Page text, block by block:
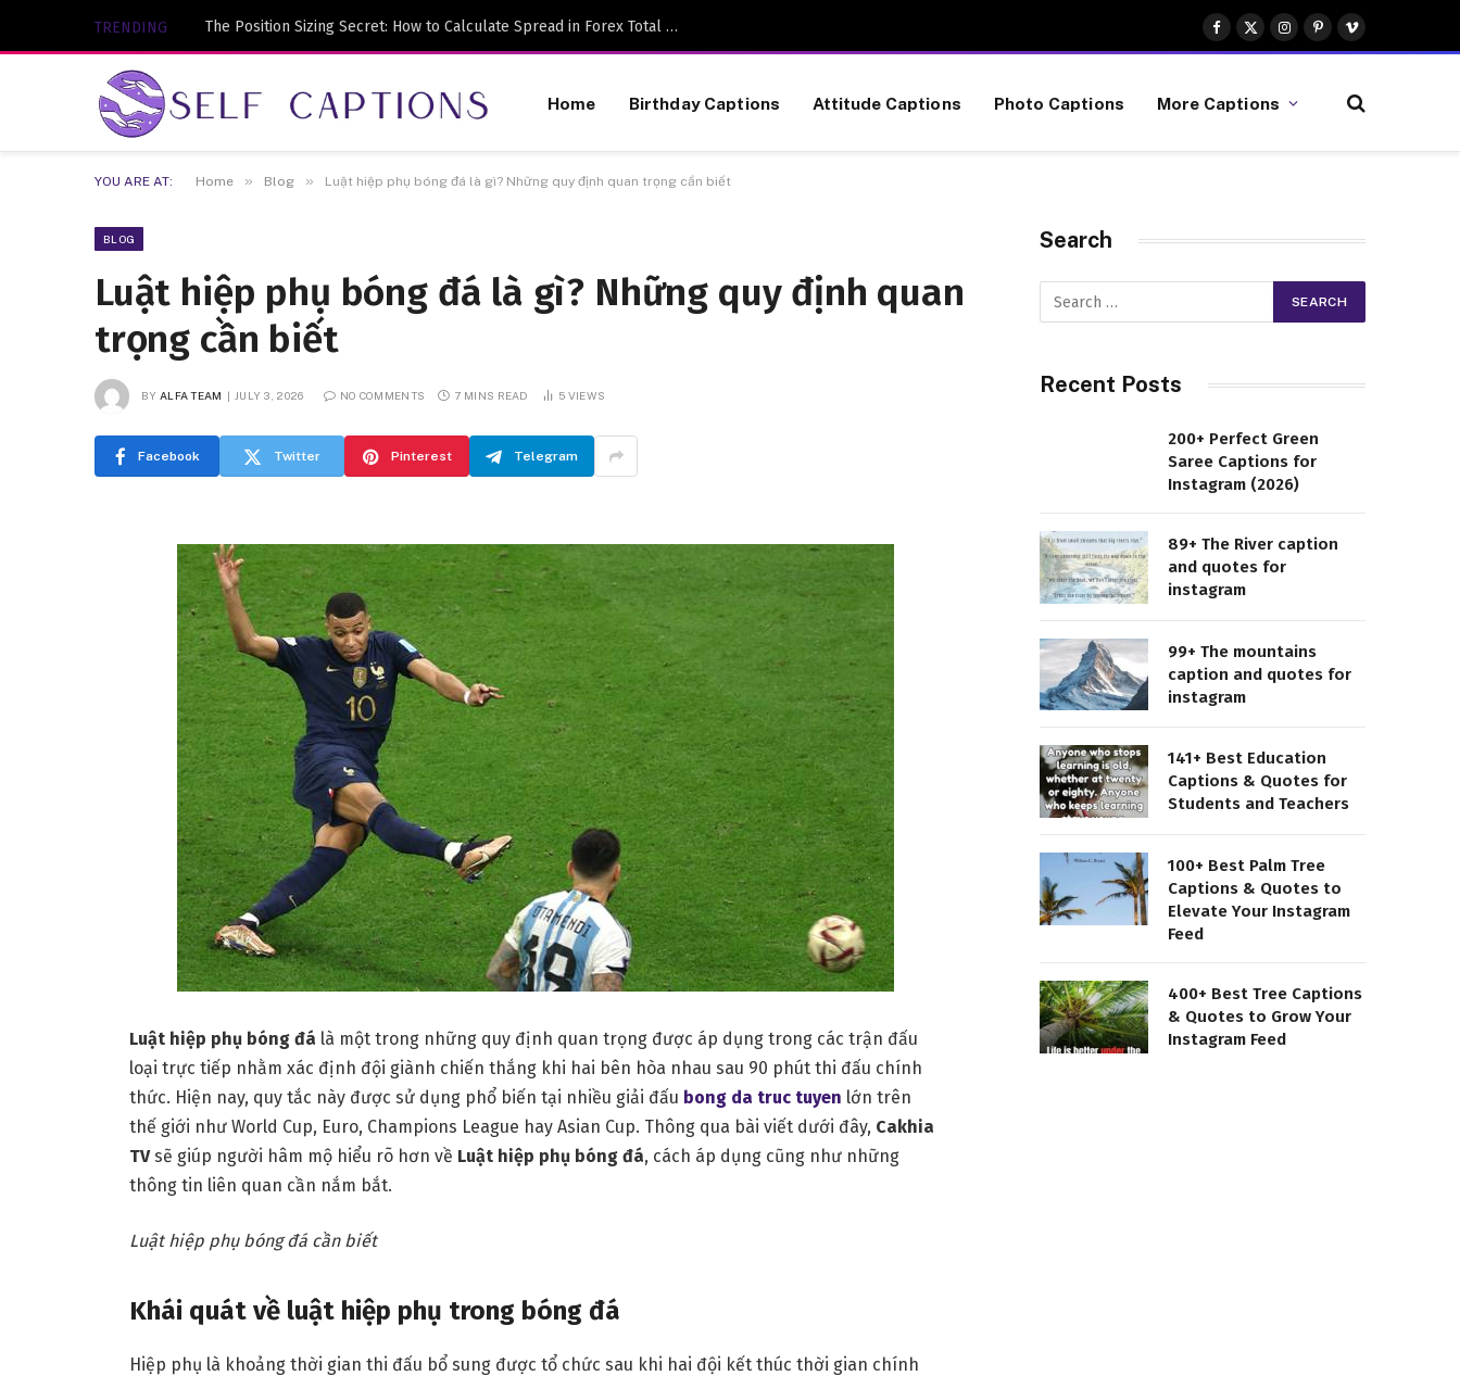
TRENDING The Position Sizing Secret: How to Calculate Spread in Forex Total Overhead
Facebook
X
(Twitter)
Instagram
Pinterest
Vimeo
Home Birthday Captions Attitude Captions Photo Captions More Captions
YOU ARE AT: Home » Blog » Luật hiệp phụ bóng đá là gì? Những quy định quan trọng cần biết
BLOG
Luật hiệp phụ bóng đá là gì? Những quy định quan
trọng cần biết
BY ALFA TEAM JULY 3, 2026 NO COMMENTS 7 MINS READ 5 VIEWS
Facebook Twitter Pinterest Telegram
Luật hiệp phụ bóng đá là một trong những quy định quan trọng được áp dụng trong các trận đấu
loại trực tiếp nhằm xác định đội giành chiến thắng khi hai bên hòa nhau sau 90 phút thi đấu chính
thức. Hiện nay, quy tắc này được sử dụng phổ biến tại nhiều giải đấu bong da truc tuyen lớn trên
thế giới như World Cup, Euro, Champions League hay Asian Cup. Thông qua bài viết dưới đây, Cakhia
TVsẽ giúp người hâm mộ hiểu rõ hơn về Luật hiệp phụ bóng đá, cách áp dụng cũng như những
thông tin liên quan cần nắm bắt.
Luật hiệp phụ bóng đá cần biết
Khái quát về luật hiệp phụ trong bóng đá
Hiệp phụ là khoảng thời gian thi đấu bổ sung được tổ chức sau khi hai đội kết thúc thời gian chính
Search
Recent Posts
200+ Perfect Green
Saree Captions for
Instagram (2026)
89+ The River caption
and quotes for
instagram
99+ The mountains
caption and quotes for
instagram
141+ Best Education
Captions & Quotes for
Students and Teachers
100+ Best Palm Tree
Captions & Quotes to
Elevate Your Instagram
Feed
400+ Best Tree Captions
& Quotes to Grow Your
Instagram Feed
Disclaimer:Content is contributed and may not be reviewed daily. Illegal services, gambling, and CBD are not endorsed. Got it!